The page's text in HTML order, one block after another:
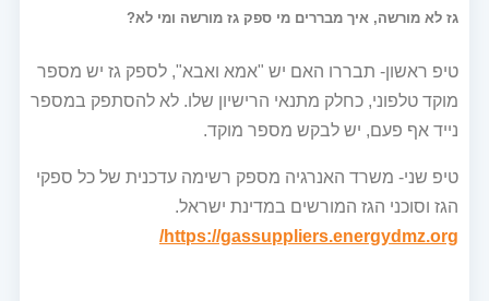
גז לא מורשה, איך מבררים מי ספק גז מורשה ומי לא?
טיפ ראשון- תבררו האם יש "אמא ואבא", לספק גז יש מספר
מוקד טלפוני, כחלק מתנאי הרישיון שלו. לא להסתפק במספר
נייד אף פעם, יש לבקש מספר מוקד.
טיפ שני- משרד האנרגיה מספק רשימה עדכנית של כל ספקי
הגז וסוכני הגז המורשים במדינת ישראל.
https://gassuppliers.energydmz.org/